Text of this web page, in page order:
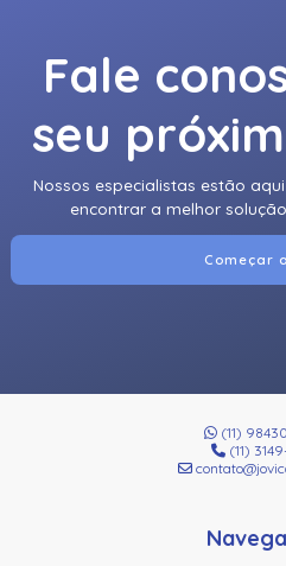
Fale
seu
Nossos especialistas estão
encontrar a melhor
Começar
(11)
(11)